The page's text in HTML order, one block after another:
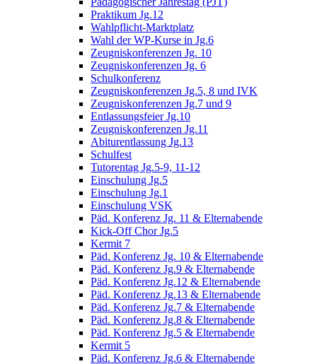
Praktikum Jg.12
Wahlpflicht-Marktplatz
Wahl der WP-Kurse in Jg.6
Zeugniskonferenzen Jg. 10
Zeugniskonferenzen Jg. 6
Schulkonferenz
Zeugniskonferenzen Jg.5, 8 und IVK
Zeugniskonferenzen Jg.7 und 9
Entlassungsfeier Jg.10
Zeugniskonferenzen Jg.11
Abiturentlassung Jg.13
Schulfest
Tutorentag Jg.5-9, 11-12
Einschulung Jg.5
Einschulung Jg.1
Einschulung VSK
Päd. Konferenz Jg. 11 & Elternabende
Kick-Off Chor Jg.5
Kermit 7
Päd. Konferenz Jg. 10 & Elternabende
Päd. Konferenz Jg.9 & Elternabende
Päd. Konferenz Jg.12 & Elternabende
Päd. Konferenz Jg.13 & Elternabende
Päd. Konferenz Jg.7 & Elternabende
Päd. Konferenz Jg.8 & Elternabende
Päd. Konferenz Jg.5 & Elternabende
Kermit 5
Päd. Konferenz Jg.6 & Elternabende